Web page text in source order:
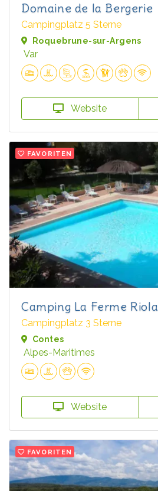
Domaine de la Bergerie
Campingplatz 5 Sterne
Roquebrune-sur-Argens
Var
Website
FAVORITEN
Camping La Ferme Riola
Campingplatz 3 Sterne
Contes
Alpes-Maritimes
Website
FAVORITEN